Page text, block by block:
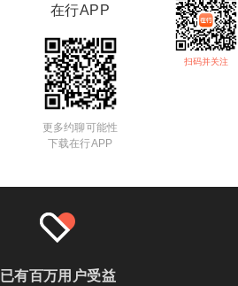
扫码并关注
在行APP
更多约聊可能性
下载在行APP
已有百万用户受益